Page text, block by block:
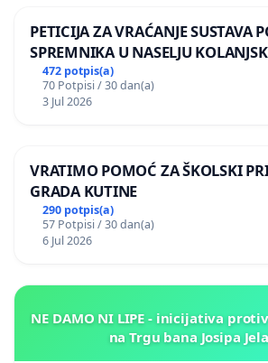
PETICIJA ZA VRAĆANJE SUSTAVA
SPREMNIKA U NASELJU
472 potpis(a)
70 Potpisi / 30 dan(a)
3 Jul 2026
VRATIMO POMOĆ ZA ŠKOLSKI
GRADA KUTINE
290 potpis(a)
57 Potpisi / 30 dan(a)
6 Jul 2026
NE DAMO NI LIPE - inicijativa
na Trgu bana Josipa